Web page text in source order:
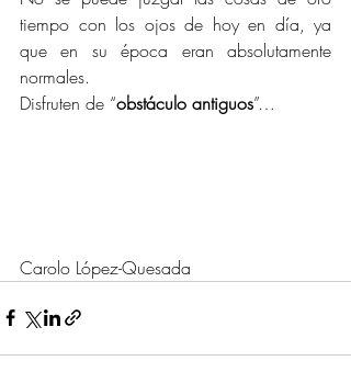
tiempo con los ojos de hoy en día, ya
que en su época eran absolutamente
normales.
Disfruten de “obstáculo antiguos”…
Carolo López-Quesada